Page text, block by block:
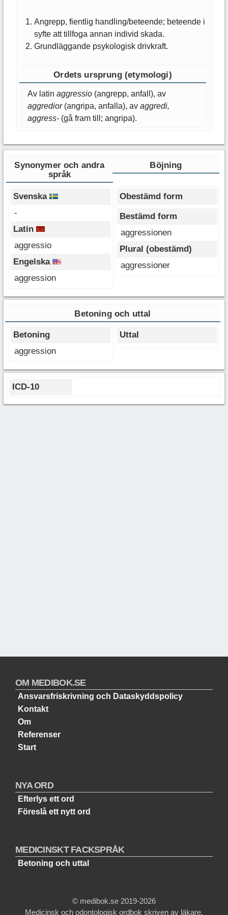
Angrepp, fientlig handling/beteende; beteende i
syfte att tillfoga annan individ skada.
Grundläggande psykologisk drivkraft.
Ordets ursprung (etymologi)
Av latin aggressio (angrepp, anfall), av
aggredior(angripa, anfalla), av aggredi,
aggress- (gå fram till; angripa).
Synonymer och andra
språk
Böjning
Svenska
-
Latin
aggressio
Engelska
aggression
Obestämd form
Bestämd form
aggressionen
Plural (obestämd)
aggressioner
Betoning och uttal
Betoning
aggressiọn
Uttal
ICD-10
OM MEDIBOK.SE
Ansvarsfriskrivning och Dataskyddspolicy
Kontakt
Om
Referenser
Start
NYA ORD
Efterlys ett ord
Föreslå ett nytt ord
MEDICINSKT FACKSPRÅK
Betoning och uttal
© medibok.se 2019-2026
Medicinsk och odontologisk ordbok skriven av läkare.